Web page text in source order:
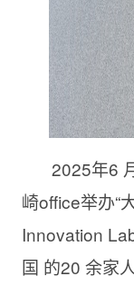
2025年6
崎office举办“
Innovation
国 的20 余家